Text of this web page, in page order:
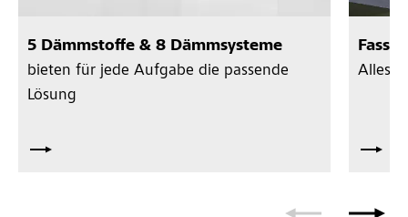
5 Dämmstoffe & 8 Dämmsysteme
bieten für jede Aufgabe die passende
Lösung
Alles